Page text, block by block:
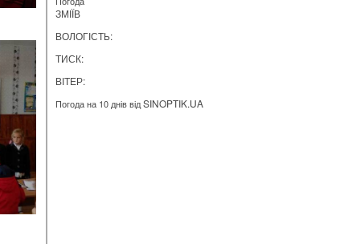
ЗМІЇВ
ВОЛОГІСТЬ:
ТИСК:
ВІТЕР:
Погода на 10 днів відSINOPTIK.UA